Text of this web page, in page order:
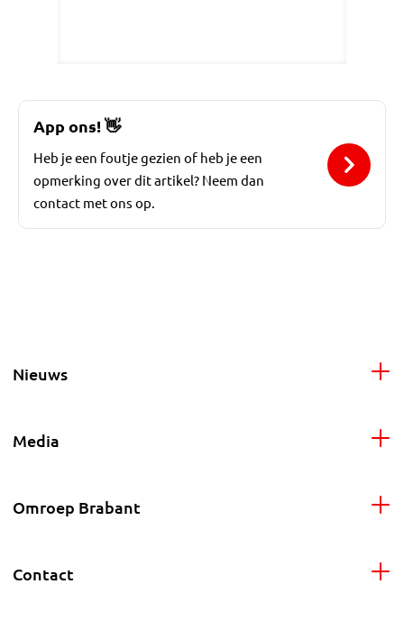
App ons!👋
Heb je een foutje gezien of heb je een
opmerking over dit artikel? Neem dan
contact met ons op.
Nieuws
Media
Omroep Brabant
Contact